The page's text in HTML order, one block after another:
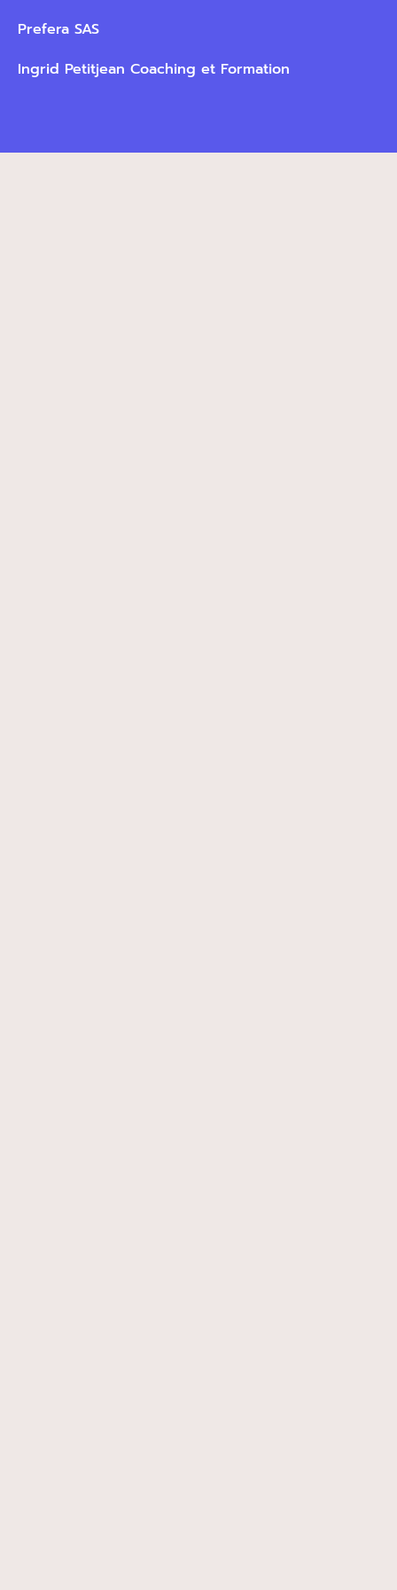
Prefera SAS
Ingrid Petitjean Coaching et Formation